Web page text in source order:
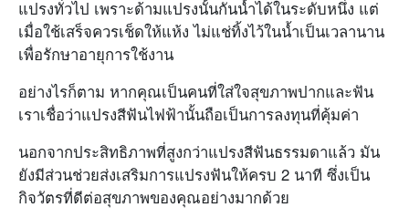
แปรงทั่วไป เพราะด้ามแปรงนั้นกันน้ำได้ในระดับหนึ่ง แต่
เมื่อใช้เสร็จควรเช็ดให้แห้ง ไม่แช่ทิ้งไว้ในน้ำเป็นเวลานาน
เพื่อรักษาอายุการใช้งาน
อย่างไรก็ตาม หากคุณเป็นคนที่ใส่ใจสุขภาพปากและฟัน
เราเชื่อว่าแปรงสีฟันไฟฟ้านั้นถือเป็นการลงทุนที่คุ้มค่า
นอกจากประสิทธิภาพที่สูงกว่าแปรงสีฟันธรรมดาแล้ว มัน
ยังมีส่วนช่วยส่งเสริมการแปรงฟันให้ครบ 2 นาที ซึ่งเป็น
กิจวัตรที่ดีต่อสุขภาพของคุณอย่างมากด้วย